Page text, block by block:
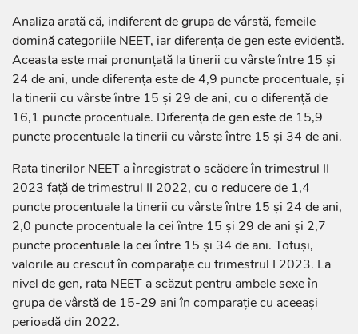
Analiza arată că, indiferent de grupa de vârstă, femeile
domină categoriile NEET, iar diferența de gen este evidentă.
Aceasta este mai pronunțată la tinerii cu vârste între 15 și
24 de ani, unde diferența este de 4,9 puncte procentuale, și
la tinerii cu vârste între 15 și 29 de ani, cu o diferență de
16,1 puncte procentuale. Diferența de gen este de 15,9
puncte procentuale la tinerii cu vârste între 15 și 34 de ani.
Rata tinerilor NEET a înregistrat o scădere în trimestrul II
2023 față de trimestrul II 2022, cu o reducere de 1,4
puncte procentuale la tinerii cu vârste între 15 și 24 de ani,
2,0 puncte procentuale la cei între 15 și 29 de ani și 2,7
puncte procentuale la cei între 15 și 34 de ani. Totuși,
valorile au crescut în comparație cu trimestrul I 2023. La
nivel de gen, rata NEET a scăzut pentru ambele sexe în
grupa de vârstă de 15-29 ani în comparație cu aceeași
perioadă din 2022.